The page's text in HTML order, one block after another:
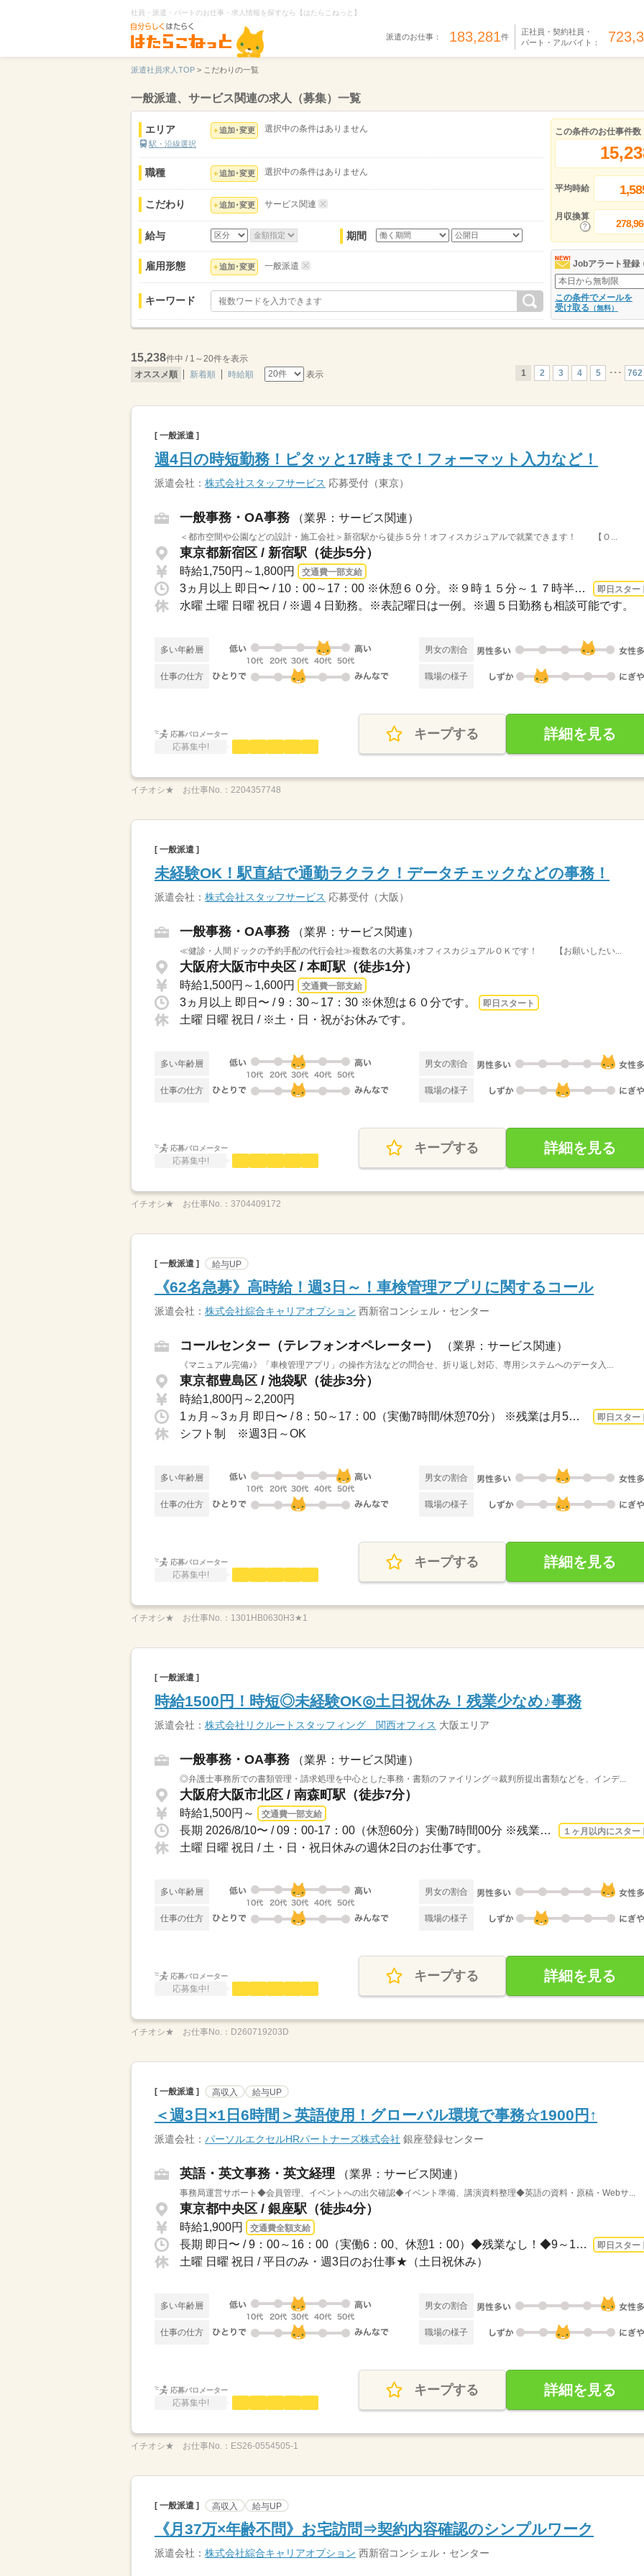
社員・派遣・パートのお仕事・求人情報を探すなら【はたらこねっと】
派遣のお仕事： 183,281件
正社員・契約社員・
パート・アルバイト：
派遣社員求人TOP > こだわりの一覧
一般派遣、サービス関連の求人（募集）一覧
エリア
駅・沿線選択
追加･変更 選択中の条件はありません
職種 追加･変更 選択中の条件はありません
こだわり 追加･変更 サービス関連
給与 期間
雇用形態 追加･変更 一般派遣
キーワード
この条件のお仕事件数
平均時給
月収換算
Jobアラート登録
この条件でメールを
受け取る （無料）
15,238件中 / 1～20件を表示
オススメ順
新着順 時給順 表示 1 2 3 4 5 ･･･ 762
[ 一般派遣 ]
週4日の時短勤務！ピタッと17時まで！フォーマット入力など！
派遣会社： 株式会社スタッフサービス 応募受付（東京）
一般事務・OA事務 （業界：サービス関連）
＜都市空間や公園などの設計・施工会社＞新宿駅から徒歩５分！オフィスカジュアルで就業できます！ 【Ｏ...
東京都新宿区 / 新宿駅（徒歩5分）
時給1,750円～1,800円 交通費一部支給
3ヵ月以上 即日〜 / 10：00～17：00 ※休憩６０分。※９時１５分～１７時半の勤務も相談... 即日スター
水曜 土曜 日曜 祝日 / ※週４日勤務。※表記曜日は一例。※週５日勤務も相談可能です。
多い年齢層 男女の割合
仕事の仕方 職場の様子
応募バロメーター
応募集中!
キープする 詳細を見る
イチオシ★ お仕事No.： 2204357748
[ 一般派遣 ]
未経験OK！駅直結で通勤ラクラク！データチェックなどの事務！
派遣会社： 株式会社スタッフサービス 応募受付（大阪）
一般事務・OA事務 （業界：サービス関連）
≪健診・人間ドックの予約手配の代行会社≫複数名の大募集♪オフィスカジュアルＯＫです！ 【お願いしたい...
大阪府大阪市中央区 / 本町駅（徒歩1分）
時給1,500円～1,600円 交通費一部支給
3ヵ月以上 即日〜 / 9：30～17：30 ※休憩は６０分です。 即日スタート
土曜 日曜 祝日 / ※土・日・祝がお休みです。
多い年齢層 男女の割合
仕事の仕方 職場の様子
応募バロメーター
応募集中!
キープする 詳細を見る
イチオシ★ お仕事No.： 3704409172
[ 一般派遣 ] 給与UP
《62名急募》高時給！週3日～！車検管理アプリに関するコール
派遣会社： 株式会社綜合キャリアオプション 西新宿コンシェル・センター
コールセンター（テレフォンオペレーター） （業界：サービス関連）
《マニュアル完備♪》「車検管理アプリ」の操作方法などの問合せ、折り返し対応、専用システムへのデータ入...
東京都豊島区 / 池袋駅（徒歩3分）
時給1,800円～2,200円
1ヵ月～3ヵ月 即日〜 / 8：50～17：00（実働7時間/休憩70分） ※残業は月5～10時間程...
即日スター
シフト制 ※週3日～OK
多い年齢層 男女の割合
仕事の仕方 職場の様子
応募バロメーター
応募集中!
キープする 詳細を見る
イチオシ★ お仕事No.： 1301HB0630H3★1
[ 一般派遣 ]
時給1500円！時短◎未経験OK◎土日祝休み！残業少なめ♪事務
派遣会社： 株式会社リクルートスタッフィング 関西オフィス 大阪エリア
一般事務・OA事務 （業界：サービス関連）
◎弁護士事務所での書類管理・請求処理を中心とした事務・書類のファイリング⇒裁判所提出書類などを、インデ...
大阪府大阪市北区 / 南森町駅（徒歩7分）
時給1,500円～ 交通費一部支給
長期 2026/8/10〜 / 09：00-17：00（休憩60分）実働7時間00分 ※残業時間：月0時間～1... １ヶ月以内にスター
土曜 日曜 祝日 / 土・日・祝日休みの週休2日のお仕事です。
多い年齢層 男女の割合
仕事の仕方 職場の様子
応募バロメーター
応募集中!
キープする 詳細を見る
イチオシ★ お仕事No.： D260719203D
[ 一般派遣 ] 高収入 給与UP
＜週3日×1日6時間＞英語使用！グローバル環境で事務☆1900円↑
派遣会社： パーソルエクセルHRパートナーズ株式会社 銀座登録センター
英語・英文事務・英文経理 （業界：サービス関連）
事務局運営サポート◆会員管理、イベントへの出欠確認◆イベント準備、講演資料整理◆英語の資料・原稿・Webサ...
東京都中央区 / 銀座駅（徒歩4分）
時給1,900円 交通費全額支給
長期 即日〜 / 9：00～16：00（実働6：00、休憩1：00）◆残業なし！◆9～16時など時間相... 即日スター
土曜 日曜 祝日 / 平日のみ・週3日のお仕事★（土日祝休み）
多い年齢層 男女の割合
仕事の仕方 職場の様子
応募バロメーター
応募集中!
キープする 詳細を見る
イチオシ★ お仕事No.： ES26-0554505-1
[ 一般派遣 ] 高収入 給与UP
《月37万×年齢不問》お宅訪問⇒契約内容確認のシンプルワーク
派遣会社： 株式会社綜合キャリアオプション 西新宿コンシェル・センター